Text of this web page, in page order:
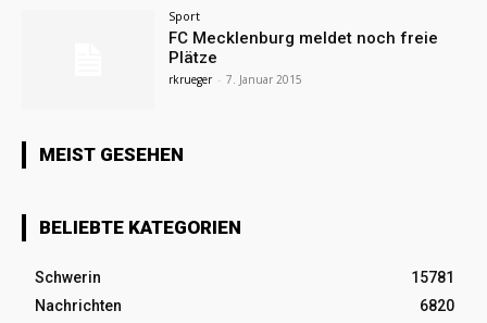
Sport
FC Mecklenburg meldet noch freie
Plätze
rkrueger - 7. Januar 2015
MEIST GESEHEN
BELIEBTE KATEGORIEN
Schwerin
15781
Nachrichten
6820